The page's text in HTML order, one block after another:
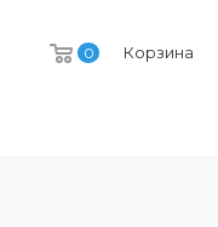
0 Корзина